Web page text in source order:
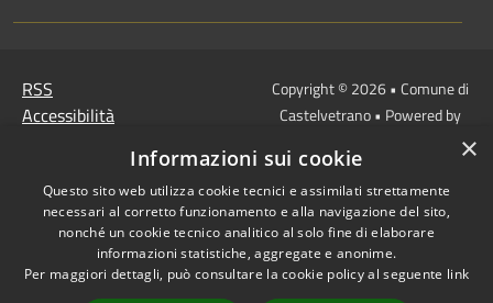
RSS
Accessibilità
Mappa del sito
Link
Protocollo Urbi Smart
Cedolino Online
Copyright © 2026 • Comune di
Castelvetrano • Powered by
redazione
×
Informazioni sui cookie
Questo sito web utilizza cookie tecnici e assimilati strettamente
necessari al corretto funzionamento e alla navigazione del sito,
nonché un cookie tecnico analitico al solo fine di elaborare
informazioni statistiche, aggregate e anonime.
Per maggiori dettagli, può consultare la cookie policy al seguente link